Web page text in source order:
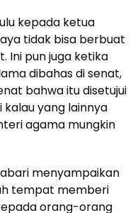
kepada ketua
tidak bisa berbuat
Ini pun juga ketika
dibahas di senat,
bahwa itu disetujui
yang lainnya
agama mungkin
menyampaikan
tempat memberi
orang-orang